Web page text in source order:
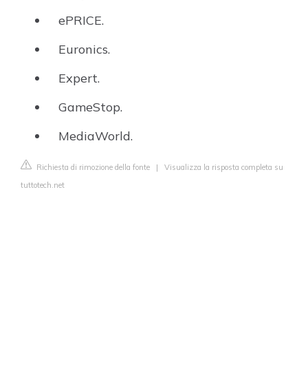
ePRICE.
Euronics.
Expert.
GameStop.
MediaWorld.
Richiesta di rimozione della fonte | Visualizza la risposta completa su
tuttotech.net